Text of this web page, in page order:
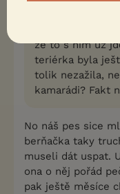
nežili pořád, jen
že to s ním už
teriérka byla
tolik nezažila,
kamarádi? Fakt
No náš pes sice
berňačka taky
museli dát uspat.
ona o něj pořád
pak ještě měsíce